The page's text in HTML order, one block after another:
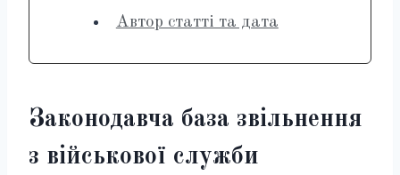
Автор статті та дата
Законодавча база звільнення
з військової служби